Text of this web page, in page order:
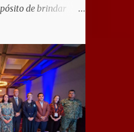
de brindar
Jiménez Esquivel,
del DIF
de geriatría
en la
y tratamiento de
en las